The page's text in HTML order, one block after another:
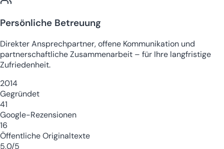
Persönliche Betreuung
Direkter Ansprechpartner, offene Kommunikation und
partnerschaftliche Zusammenarbeit – für Ihre langfristige
Zufriedenheit.
2014
Gegründet
41
Google-Rezensionen
16
Öffentliche Originaltexte
5,0/5